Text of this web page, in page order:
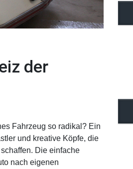
der
Fahrzeug so radikal? Ein
und kreative Köpfe, die
Die einfache
nach eigenen